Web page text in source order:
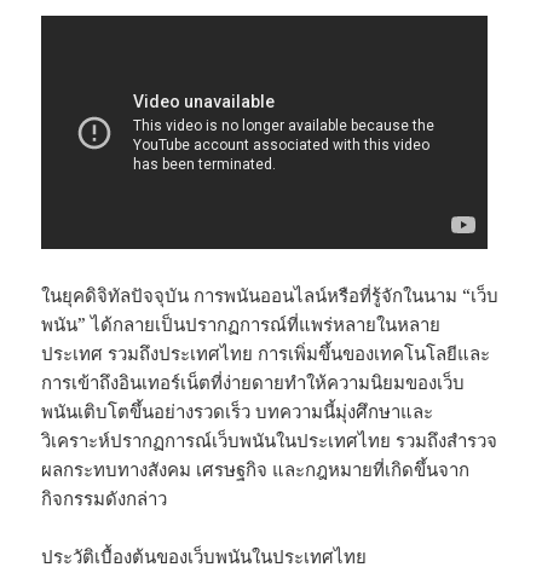
ในยุคดิจิทัลปัจจุบัน การพนันออนไลน์หรือที่รู้จักในนาม “เว็บ
พนัน” ได้กลายเป็นปรากฏการณ์ที่แพร่หลายในหลาย
ประเทศ รวมถึงประเทศไทย การเพิ่มขึ้นของเทคโนโลยีและ
การเข้าถึงอินเทอร์เน็ตที่ง่ายดายทำให้ความนิยมของเว็บ
พนันเติบโตขึ้นอย่างรวดเร็ว บทความนี้มุ่งศึกษาและ
วิเคราะห์ปรากฏการณ์เว็บพนันในประเทศไทย รวมถึงสำรวจ
ผลกระทบทางสังคม เศรษฐกิจ และกฎหมายที่เกิดขึ้นจาก
กิจกรรมดังกล่าว
ประวัติเบื้องต้นของเว็บพนันในประเทศไทย